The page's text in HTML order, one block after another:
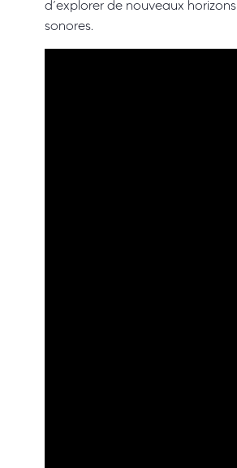
d’explorer de nouveaux horizons
sonores.